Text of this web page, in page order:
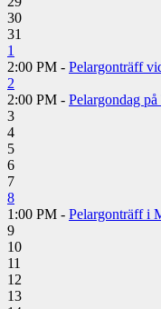
30
31
1
2:00 PM - Pelargonträff
2
2:00 PM - Pelargondag
3
4
5
6
7
8
1:00 PM - Pelargonträff i
9
10
11
12
13